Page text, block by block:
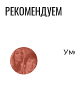
РЕКОМЕНДУЕМ